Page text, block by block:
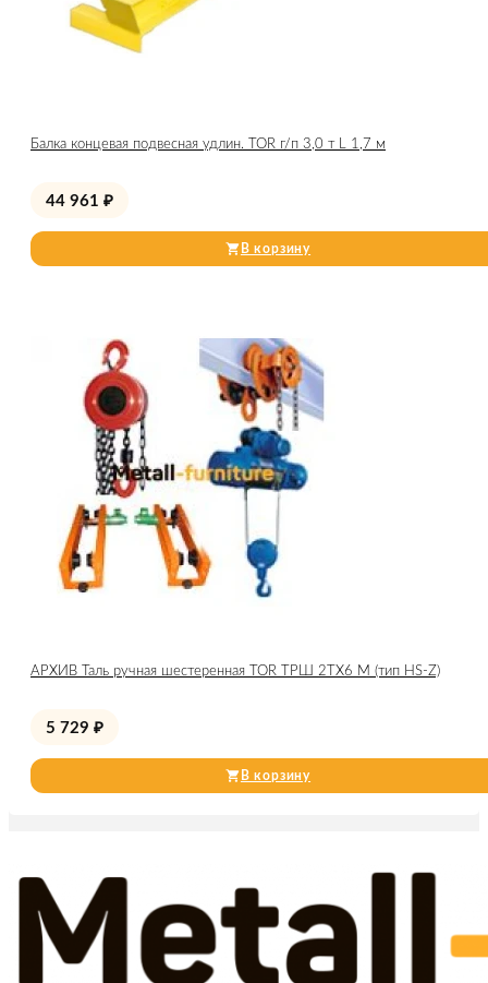
Балка концевая подвесная удлин. TOR г/п 3,0 т L 1,7 м
44 961 ₽
В корзину
АРХИВ Таль ручная шестеренная TOR ТРШ 2ТХ6 М (тип HS-Z)
5 729 ₽
В корзину